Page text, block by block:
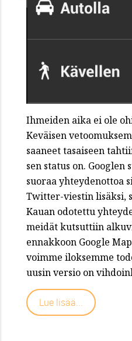
Ihmeiden aika ei ole
Keväisen
saaneet tasaiseen
sen status on.
suoraa yhteydenottoa
Twitter-viestin lisäksi,
Kauan odotettu
meidät kutsuttiin
ennakkoon Google
voimme iloksemme
uusin versio on
Lue lisää...